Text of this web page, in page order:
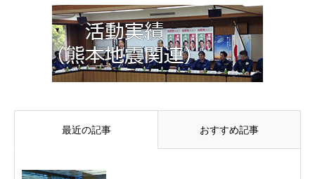
最近の記事 おすすめ記事